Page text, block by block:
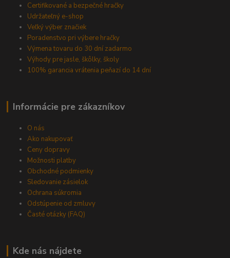
Certifikované a bezpečné hračky
Udržateľný e-shop
Veľký výber značiek
Poradenstvo pri výbere hračky
Výmena tovaru do 30 dní zadarmo
Výhody pre jasle, škôlky, školy
100% garancia vrátenia peňazí do 14 dní
Informácie pre zákazníkov
O nás
Ako nakupovať
Ceny dopravy
Možnosti platby
Obchodné podmienky
Sledovanie zásielok
Ochrana súkromia
Odstúpenie od zmluvy
Časté otázky (FAQ)
Kde nás nájdete